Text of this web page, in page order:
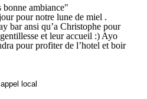
bonne ambiance"
pour notre lune de miel .
bar ansi qu’a Christophe pour
et leur accueil :) Ayo
pour profiter de l’hotel et boir
local